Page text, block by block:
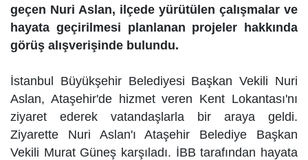
geçen Nuri Aslan, ilçede yürütülen çalışmalar ve
hayata geçirilmesi planlanan projeler hakkında
görüş alışverişinde bulundu.
İstanbul Büyükşehir Belediyesi Başkan Vekili Nuri
Aslan, Ataşehir'de hizmet veren Kent Lokantası'nı
ziyaret ederek vatandaşlarla bir araya geldi.
Ziyarette Nuri Aslan'ı Ataşehir Belediye Başkan
Vekili Murat Güneş karşıladı. İBB tarafından hayata